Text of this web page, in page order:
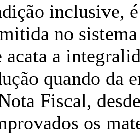
inclusive, é
no sistema
acata a
quando da
Fiscal,
os